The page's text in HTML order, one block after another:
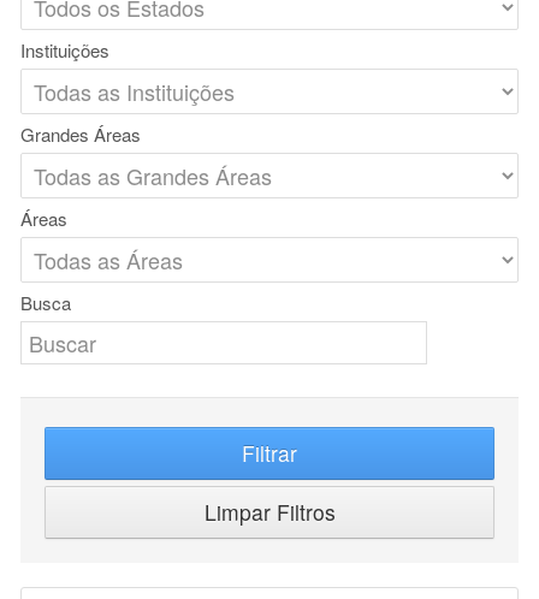
Instituições
Grandes Áreas
Áreas
Busca
Filtrar
Limpar Filtros